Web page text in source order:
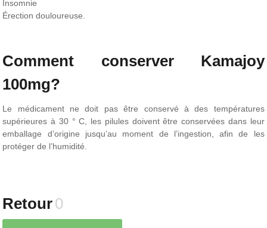
Insomnie
Érection douloureuse.
Comment conserver Kamajoy
100mg?
Le médicament ne doit pas être conservé à des températures
supérieures à 30 ° C, les pilules doivent être conservées dans leur
emballage d’origine jusqu’au moment de l’ingestion, afin de les
protéger de l’humidité.
Retour0